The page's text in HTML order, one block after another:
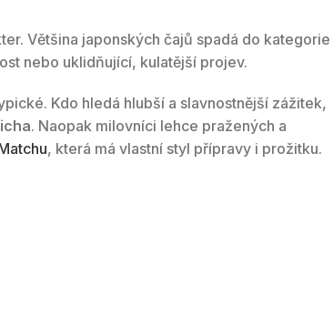
Většina japonských čajů spadá do kategorie
nebo uklidňující, kulatější projev.
Kdo hledá hlubší a slavnostnější zážitek,
. Naopak milovníci lehce pražených a
, která má vlastní styl přípravy i prožitku.